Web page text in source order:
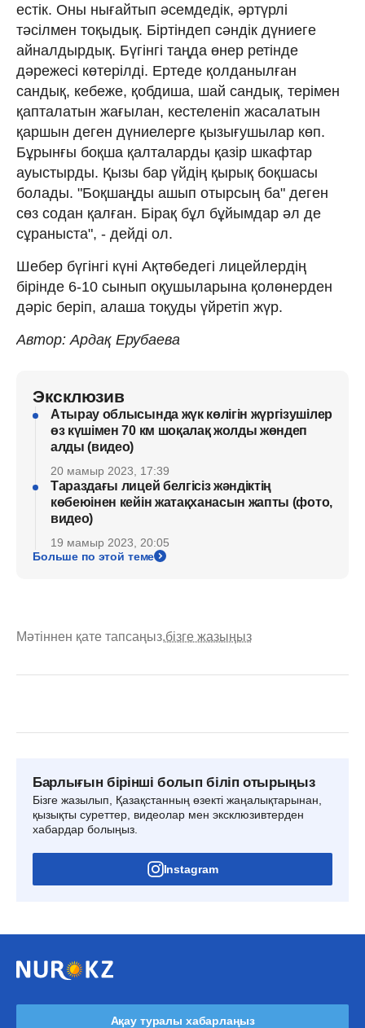
естік. Оны нығайтып әсемдедік, әртүрлі
тәсілмен тоқыдық. Біртіндеп сәндік дүниеге
айналдырдық. Бүгінгі таңда өнер ретінде
дәрежесі көтерілді. Ертеде қолданылған
сандық, кебеже, қобдиша, шай сандық, терімен
қапталатын жағылан, кестеленіп жасалатын
қаршын деген дүниелерге қызығушылар көп.
Бұрынғы боқша қалталарды қазір шкафтар
ауыстырды. Қызы бар үйдің қырық боқшасы
болады. "Боқшаңды ашып отырсың ба" деген
сөз содан қалған. Бірақ бұл бұйымдар әл де
сұраныста", - дейді ол.
Шебер бүгінгі күні Ақтөбедегі лицейлердің
бірінде 6-10 сынып оқушыларына қолөнерден
дәріс беріп, алаша тоқуды үйретіп жүр.
Автор: Ардақ Ерубаева
Эксклюзив
Атырау облысында жүк көлігін жүргізушілер
өз күшімен 70 км шоқалақ жолды жөндеп
алды (видео)
20 мамыр 2023, 17:39
Тараздағы лицей белгісіз жәндіктің
көбеюінен кейін жатақханасын жапты (фото,
видео)
19 мамыр 2023, 20:05
Больше по этой теме
Мәтіннен қате тапсаңыз,бізге жазыңыз
Барлығын бірінші болып біліп отырыңыз
Бізге жазылып, Қазақстанның өзекті жаңалықтарынан,
қызықты суреттер, видеолар мен эксклюзивтерден
хабардар болыңыз.
Instagram
Ақау туралы хабарлаңыз